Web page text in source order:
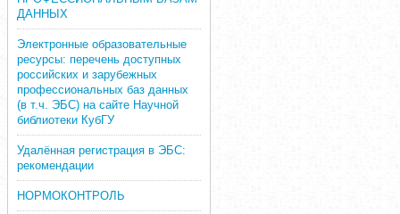
ДАННЫХ
Электронные образовательные
ресурсы: перечень доступных
российских и зарубежных
профессиональных баз данных
(в т.ч. ЭБС) на сайте Научной
библиотеки КубГУ
Удалённая регистрация в ЭБС:
рекомендации
НОРМОКОНТРОЛЬ